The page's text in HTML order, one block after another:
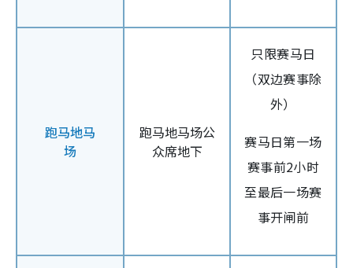
跑马地马
场
跑马地马场公
众席地下
只限赛马日
（双边赛事除
外）
赛马日第一场
赛事前2小时
至最后一场赛
事开闸前